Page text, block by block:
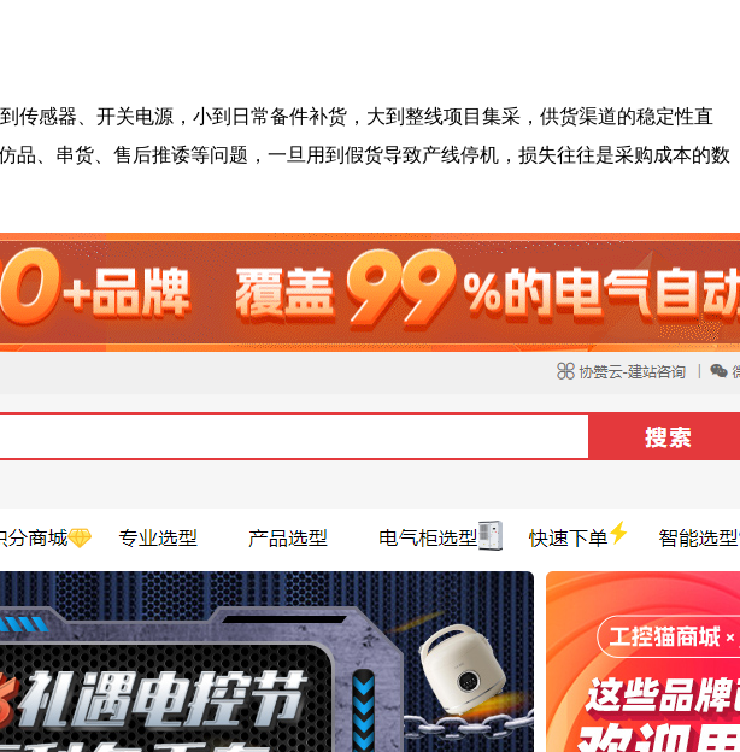
感器、开关电源，小到日常备件补货，大到整线项目集采，供货渠道的稳定性直
、串货、售后推诿等问题，一旦用到假货导致产线停机，损失往往是采购成本的数